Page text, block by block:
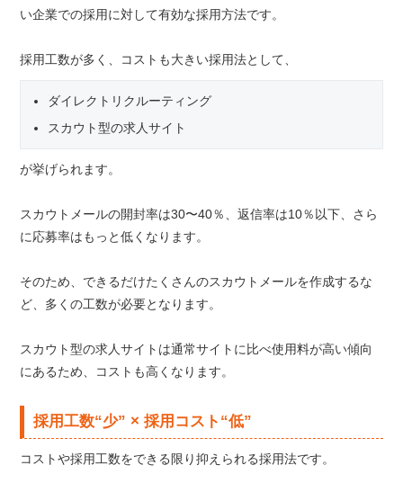
い企業での採用に対して有効な採用方法です。
採用工数が多く、コストも大きい採用法として、
ダイレクトリクルーティング
スカウト型の求人サイト
が挙げられます。
スカウトメールの開封率は30〜40％、返信率は10％以下、さら
に応募率はもっと低くなります。
そのため、できるだけたくさんのスカウトメールを作成するな
ど、多くの工数が必要となります。
スカウト型の求人サイトは通常サイトに比べ使用料が高い傾向
にあるため、コストも高くなります。
採用工数“少” × 採用コスト“低”
コストや採用工数をできる限り抑えられる採用法です。